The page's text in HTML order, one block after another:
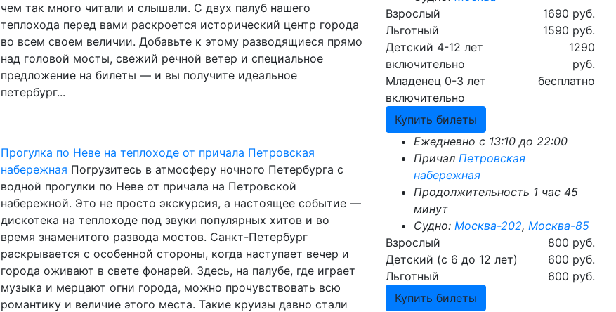
чем так много читали и слышали. С двух палуб нашего
теплохода перед вами раскроется исторический центр города
во всем своем величии. Добавьте к этому разводящиеся прямо
над головой мосты, свежий речной ветер и специальное
предложение на билеты — и вы получите идеальное
петербург...
Взрослый
1690 руб.
Льготный
1590 руб.
Детский 4-12 лет
включительно
1290
руб.
Младенец 0-3 лет
включительно
бесплатно
Купить билеты
Прогулка по Неве на теплоходе от причала Петровская
набережная Погрузитесь в атмосферу ночного Петербурга с
водной прогулки по Неве от причала на Петровской
набережной. Это не просто экскурсия, а настоящее событие —
дискотека на теплоходе под звуки популярных хитов и во
время знаменитого развода мостов. Санкт-Петербург
раскрывается с особенной стороны, когда наступает вечер и
города оживают в свете фонарей. Здесь, на палубе, где играет
музыка и мерцают огни города, можно прочувствовать всю
романтику и величие этого места. Такие круизы давно стали
Ежедневно с 13:10 до 22:00
Причал Петровская
набережная
Продолжительность 1 час 45
минут
Судно: Москва-202, Москва-85
Взрослый
800 руб.
Детский (с 6 до 12 лет)
600 руб.
Льготный
600 руб.
Купить билеты